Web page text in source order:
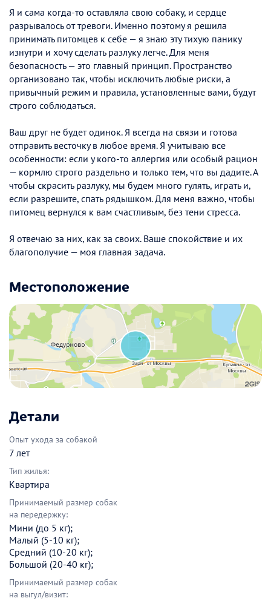
Я и сама когда-то оставляла свою собаку, и сердце
разрывалось от тревоги. Именно поэтому я решила
принимать питомцев к себе — я знаю эту тихую панику
изнутри и хочу сделать разлуку легче. Для меня
безопасность — это главный принцип. Пространство
организовано так, чтобы исключить любые риски, а
привычный режим и правила, установленные вами, будут
строго соблюдаться.
Ваш друг не будет одинок. Я всегда на связи и готова
отправить весточку в любое время. Я учитываю все
особенности: если у кого-то аллергия или особый рацион
— кормлю строго раздельно и только тем, что вы дадите. А
чтобы скрасить разлуку, мы будем много гулять, играть и,
если разрешите, спать рядышком. Для меня важно, чтобы
питомец вернулся к вам счастливым, без тени стресса.
Я отвечаю за них, как за своих. Ваше спокойствие и их
благополучие — моя главная задача.
Местоположение
Детали
Опыт ухода за собакой
7 лет
Тип жилья:
Квартира
Принимаемый размер собак
на передержку:
Мини (до 5 кг);
Малый (5-10 кг);
Средний (10-20 кг);
Большой (20-40 кг);
Принимаемый размер собак
на выгул/визит: